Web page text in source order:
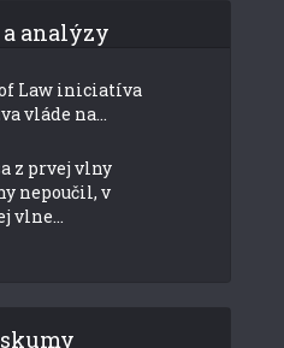
analýzy
Law iniciatíva
vláde na...
z prvej vlny
nepoučil, v
vlne...